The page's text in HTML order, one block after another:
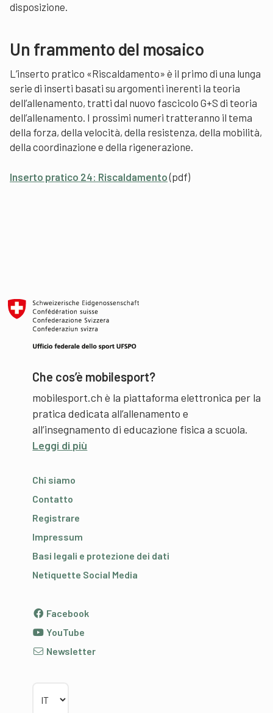
disposizione.
Un frammento del mosaico
L’inserto pratico «Riscaldamento» è il primo di una lunga
serie di inserti basati su argomenti inerenti la teoria
dell’allenamento, tratti dal nuovo fascicolo G+S di teoria
dell’allenamento. I prossimi numeri tratteranno il tema
della forza, della velocità, della resistenza, della mobilità,
della coordinazione e della rigenerazione.
Inserto pratico 24: Riscaldamento(pdf)
Che cos’è mobilesport?
mobilesport.ch è la piattaforma elettronica per la
pratica dedicata all’allenamento e
all’insegnamento di educazione fisica a scuola.
Leggi di più
Chi siamo
Contatto
Registrare
Impressum
Basi legali e protezione dei dati
Netiquette Social Media
Facebook
YouTube
Newsletter